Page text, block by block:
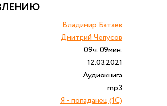
Владимир Батаев
Дмитрий Чепусов
09ч. 09мин.
12.03.2021
Аудиокнига
mp3
Я - попаданец (1С)